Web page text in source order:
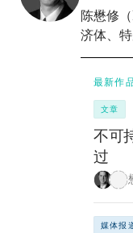
陈懋修
济体、
最新作
文章
不可
过
媒体报